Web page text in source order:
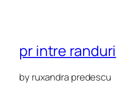
pr intre randuri
by ruxandra predescu